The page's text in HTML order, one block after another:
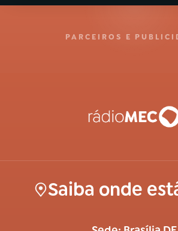
PARCEIROS E
Saiba onde